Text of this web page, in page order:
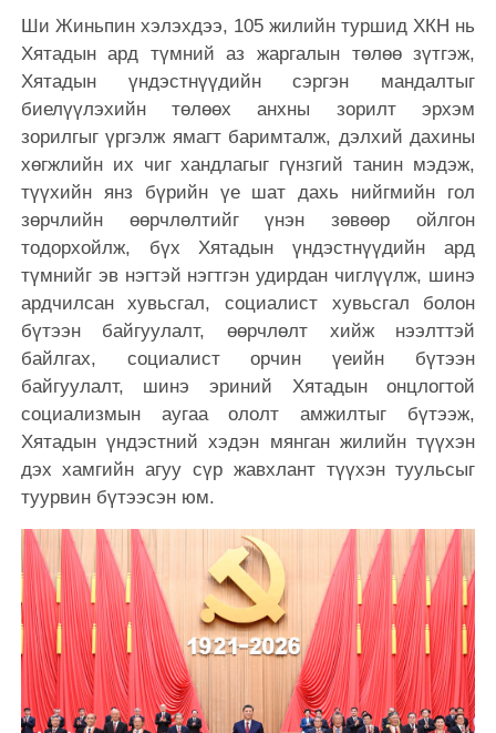
Ши Жиньпин хэлэхдээ, 105 жилийн туршид ХКН нь
Хятадын ард түмний аз жаргалын төлөө зүтгэж,
Хятадын үндэстнүүдийн сэргэн мандалтыг
биелүүлэхийн төлөөх анхны зорилт эрхэм
зорилгыг үргэлж ямагт баримталж, дэлхий дахины
хөгжлийн их чиг хандлагыг гүнзгий танин мэдэж,
түүхийн янз бүрийн үе шат дахь нийгмийн гол
зөрчлийн өөрчлөлтийг үнэн зөвөөр ойлгон
тодорхойлж, бүх Хятадын үндэстнүүдийн ард
түмнийг эв нэгтэй нэгтгэн удирдан чиглүүлж, шинэ
ардчилсан хувьсгал, социалист хувьсгал болон
бүтээн байгуулалт, өөрчлөлт хийж нээлттэй
байлгах, социалист орчин үеийн бүтээн
байгуулалт, шинэ эриний Хятадын онцлогтой
социализмын аугаа ололт амжилтыг бүтээж,
Хятадын үндэстний хэдэн мянган жилийн түүхэн
дэх хамгийн агуу сүр жавхлант түүхэн туульсыг
туурвин бүтээсэн юм.